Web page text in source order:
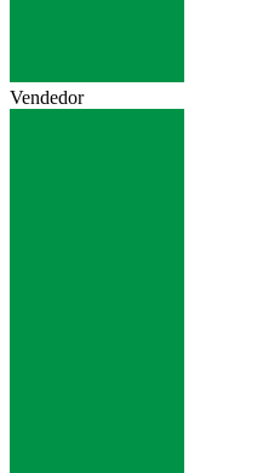
Vendedor